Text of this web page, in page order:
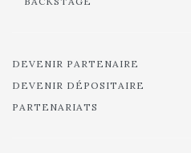
DEVENIR PARTENAIRE
DEVENIR DÉPOSITAIRE
PARTENARIATS